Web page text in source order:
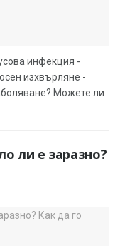
инфекция -
изхвърляне -
Можете ли
ли е заразно?